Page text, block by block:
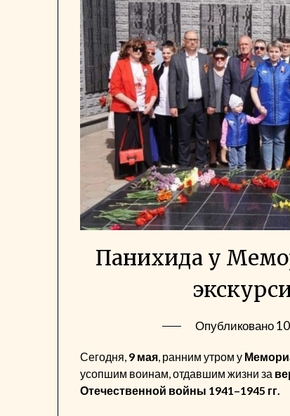
Панихида у
Опубликовано
Сегодня, 9 мая , ранним утром у
усопшим воинам, отдавшим жизни за
Отечественной войны 1941–1945 гг.